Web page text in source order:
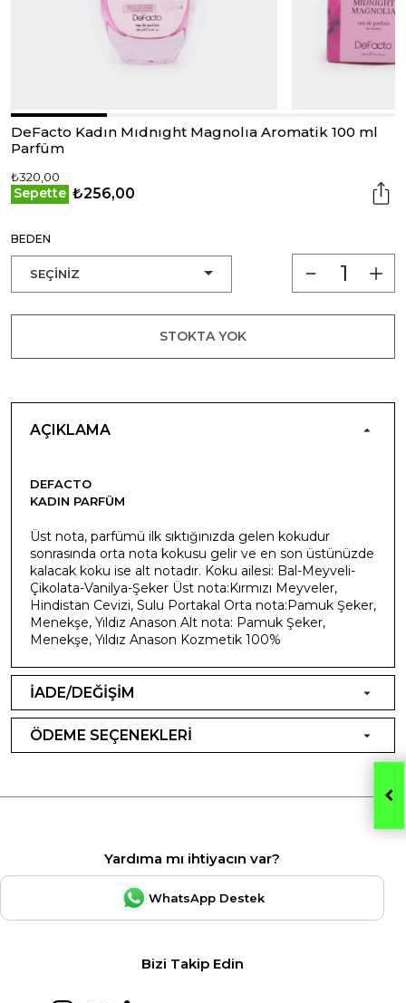
DeFacto Kadın Mıdnıght Magnolıa Aromatik 100 ml
Parfüm
₺320,00
Sepette ₺256,00
BEDEN
STOKTA YOK
AÇIKLAMA
DEFACTO
KADIN PARFÜM
Üst nota, parfümü ilk sıktığınızda gelen kokudur
sonrasında orta nota kokusu gelir ve en son üstünüzde
kalacak koku ise alt notadır. Koku ailesi: Bal-Meyveli-
Çikolata-Vanilya-Şeker Üst nota:Kırmızı Meyveler,
Hindistan Cevizi, Sulu Portakal Orta nota:Pamuk Şeker,
Menekşe, Yıldız Anason Alt nota: Pamuk Şeker,
Menekşe, Yıldız Anason Kozmetik 100%
İADE/DEĞİŞİM
ÖDEME SEÇENEKLERİ
Yardıma mı ihtiyacın var?
WhatsApp Destek
Bizi Takip Edin